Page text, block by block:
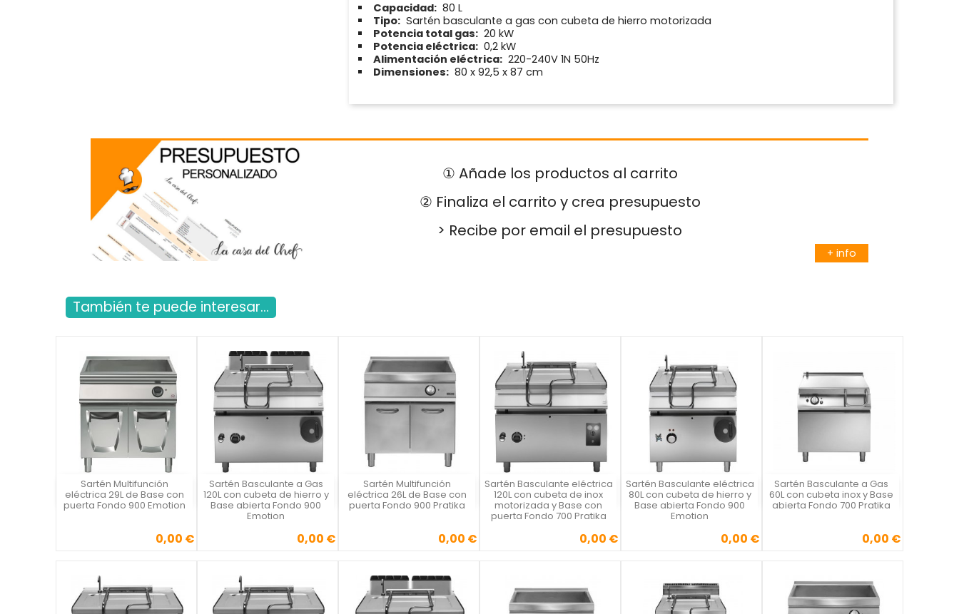
Capacidad: 80 L
Tipo: Sartén basculante a gas con cubeta de hierro motorizada
Potencia total gas: 20 kW
Potencia eléctrica: 0,2 kW
Alimentación eléctrica: 220-240V 1N 50Hz
Dimensiones: 80 x 92,5 x 87 cm
① Añade los productos al carrito
② Finaliza el carrito y crea presupuesto
> Recibe por email el presupuesto
+ info
También te puede interesar...
Sartén Multifunción
eléctrica 29L de Base con
puerta Fondo 900 Emotion
Precio0,00 €

Vista rápida Sartén Basculante a Gas
120L con cubeta de hierro y
Base abierta Fondo 900
Emotion
Precio0,00 €

Vista rápida Sartén Multifunción
eléctrica 26L de Base con
puerta Fondo 900 Pratika
Precio0,00 €

Vista rápida Sartén Basculante eléctrica
120L con cubeta de inox
motorizada y Base con
puerta Fondo 700 Pratika
Precio0,00 €

Vista rápida Sartén Basculante eléctrica
80L con cubeta de hierro y
Base abierta Fondo 900
Emotion
Precio0,00 €

Vista rápida Sartén Basculante a Gas
60L con cubeta inox y Base
abierta Fondo 700 Pratika
Precio0,00 €

Vista rápida